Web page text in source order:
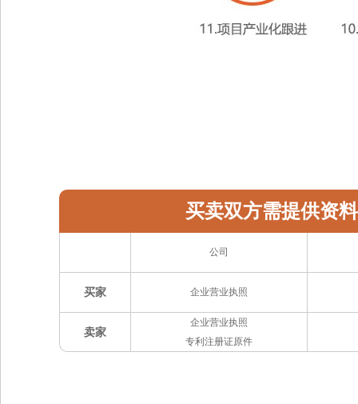
买卖双方需提供资料
买家
卖家
公司
企业营业执照
企业营业执照
专利注册证原件